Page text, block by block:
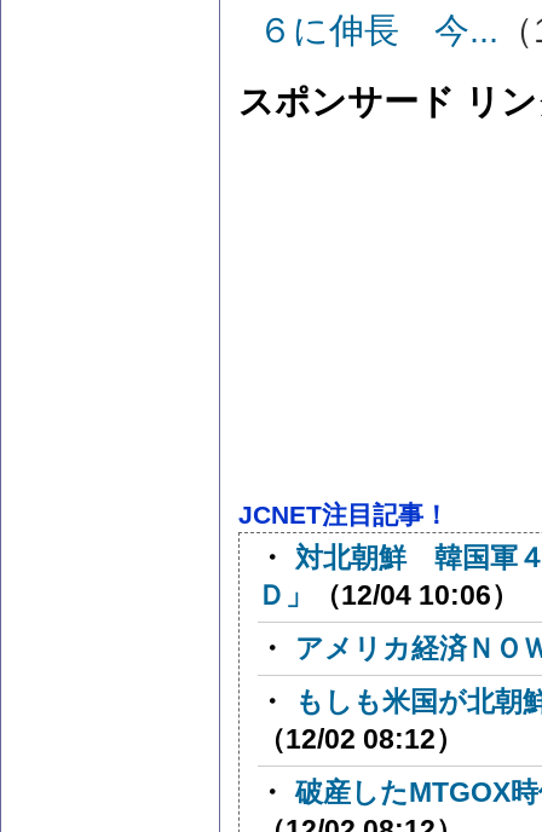
６に伸長 今...
スポンサード リ
JCNET注目記事！
・
対北朝鮮 韓国軍
Ｄ」
（12/04 10:06）
・
アメリカ経済Ｎ
・
もしも米国が北
（12/02 08:12）
・ 破産したMTGOX